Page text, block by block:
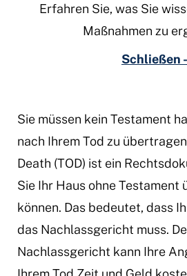
Erfahren Sie, was Sie
Maßnahmen zu
Schließen -
Sie müssen kein Testament
nach Ihrem Tod zu
Death (TOD) ist ein
Sie Ihr Haus ohne Testament
können. Das bedeutet, dass
das Nachlassgericht muss.
Nachlassgericht kann Ihre